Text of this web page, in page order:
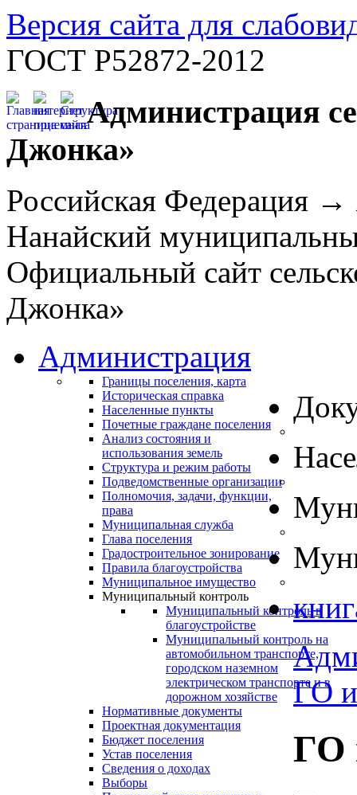
Версия сайта для
ГОСТ Р52872-2012
Администрация
Джонка»
Российская Федерация
Нанайский
Официальный сайт
Джонка»
Администрация
Границы поселения, карта
Историческая справка
Населенные пункты
Почетные граждане поселения
Анализ состояния и
использования земель
Структура и режим работы
Подведомственные организации
Полномочия, задачи, функции,
права
Муниципальная служба
Глава поселения
Градостроительное зонирование
Правила благоустройства
Муниципальное имущество
Муниципальный контроль
Муниципальный контроль в
благоустройстве
Муниципальный контроль на
автомобильном транспорте,
городском наземном
электрическом транспорте и в
дорожном хозяйстве
Нормативные документы
Проектная документация
Бюджет поселения
Устав поселения
Сведения о доходах
Выборы
ГО
ГО